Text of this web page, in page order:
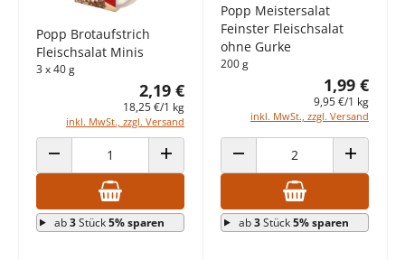
Popp Brotaufstrich
Fleischsalat Minis
3 x 40 g
2,19 €
18,25 €/1 kg
inkl. MwSt., zzgl. Versand
ANZAHL VERRINGERN ANZAHL ERHÖHEN
ab3Stück5% sparen
Popp Meistersalat
Feinster Fleischsalat
ohne Gurke
200 g
1,99 €
9,95 €/1 kg
inkl. MwSt., zzgl. Versand
ANZAHL VERRINGERN ANZAHL
ab3Stück5% sparen